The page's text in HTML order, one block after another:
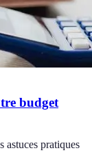
budget
astuces pratiques